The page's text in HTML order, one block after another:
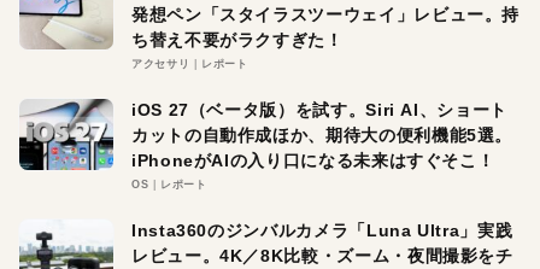
発想ペン「スタイラスツーウェイ」レビュー。持
ち替え不要がラクすぎた！
アクセサリ レポート
iOS 27（ベータ版）を試す。Siri AI、ショート
カットの自動作成ほか、期待大の便利機能5選。
iPhoneがAIの入り口になる未来はすぐそこ！
OS レポート
Insta360のジンバルカメラ「Luna Ultra」実践
レビュー。4K／8K比較・ズーム・夜間撮影をチ